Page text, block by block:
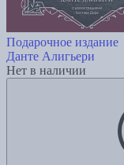
Подарочное издание
Данте Алигьери
Нет в наличии